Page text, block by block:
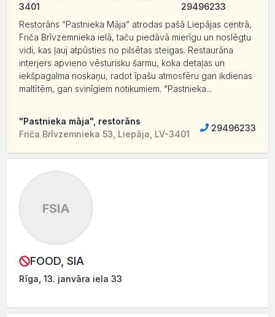
3401
29496233
Restorāns “Pastnieka Māja” atrodas pašā Liepājas centrā,
Friča Brīvzemnieka ielā, taču piedāvā mierīgu un noslēgtu
vidi, kas ļauj atpūsties no pilsētas steigas. Restaurāna
interjers apvieno vēsturisku šarmu, koka detaļas un
iekšpagalma noskaņu, radot īpašu atmosfēru gan ikdienas
maltītēm, gan svinīgiem notikumiem. “Pastnieka...
"Pastnieka māja", restorāns
Friča Brīvzemnieka 53, Liepāja, LV-3401
29496233
FSIA
FOOD, SIA
Rīga, 13. janvāra iela 33